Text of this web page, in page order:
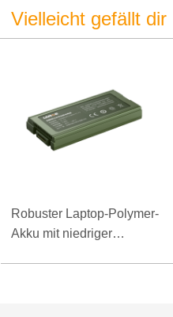
Vielleicht gefällt dir
Robuster Laptop-Polymer-
Akku mit niedriger